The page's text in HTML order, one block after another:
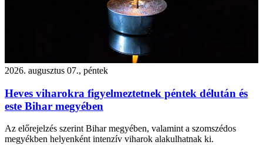
2026. augusztus 07., péntek
Heves viharokra figyelmeztetnek péntek délután és
este Bihar megyében
Az előrejelzés szerint Bihar megyében, valamint a szomszédos
megyékben helyenként intenzív viharok alakulhatnak ki.